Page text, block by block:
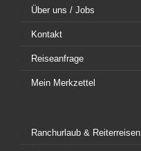
Über uns / Jobs
Kontakt
Reiseanfrage
Mein Merkzettel
Ranchurlaub & Reiterreisen